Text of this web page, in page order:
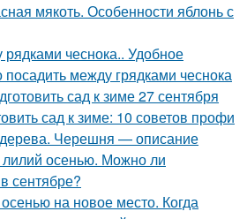
мякоть. Особенности яблонь с
чеснока.. Удобное
между грядками чеснока
сад к зиме 27 сентября
сад к зиме: 10 советов профи
Черешня — описание
осенью. Можно ли
сентябре?
на новое место. Когда